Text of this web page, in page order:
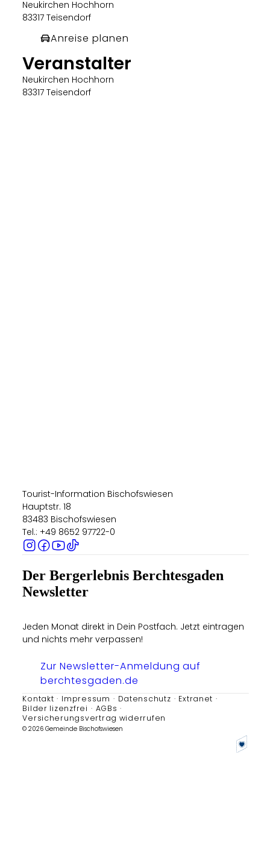
Neukirchen Hochhorn
83317 Teisendorf
Anreise planen
Veranstalter
Neukirchen Hochhorn
83317 Teisendorf
Tourist-Information Bischofswiesen
Hauptstr. 18
83483 Bischofswiesen
Tel.: +49 8652 97722-0
Der Bergerlebnis Berchtesgaden
Newsletter
Jeden Monat direkt in Dein Postfach. Jetzt eintragen
und nichts mehr verpassen!
Zur Newsletter-Anmeldung auf
berchtesgaden.de
Kontakt Impressum Datenschutz
Extranet
Bilder lizenzfrei
AGBs
Versicherungsvertrag widerrufen
© 2026 Gemeinde Bischofswiesen